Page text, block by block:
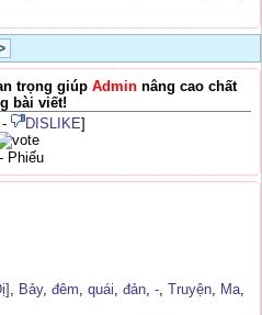
trọng giúp Admin nâng cao chất
bài viết!
- DISLIKE]
Phiếu
, Bảy, đêm, quái, đản, -, Truyện, Ma,